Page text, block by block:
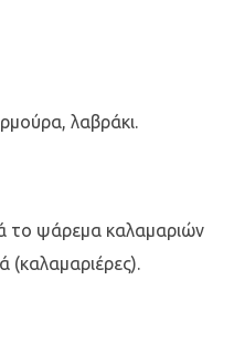
λαβράκι.
το ψάρεμα καλαμαριών
(καλαμαριέρες).